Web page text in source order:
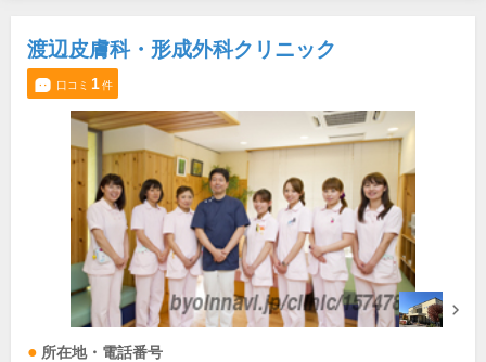
渡辺皮膚科・形成外科クリニック
口コミ 1件
所在地・電話番号